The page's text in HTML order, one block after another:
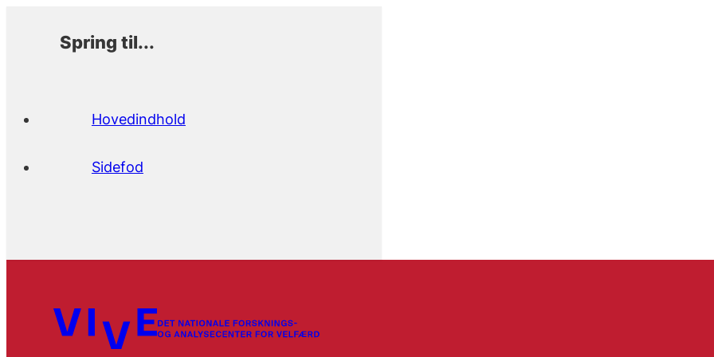
Spring til...
Hovedindhold
Sidefod